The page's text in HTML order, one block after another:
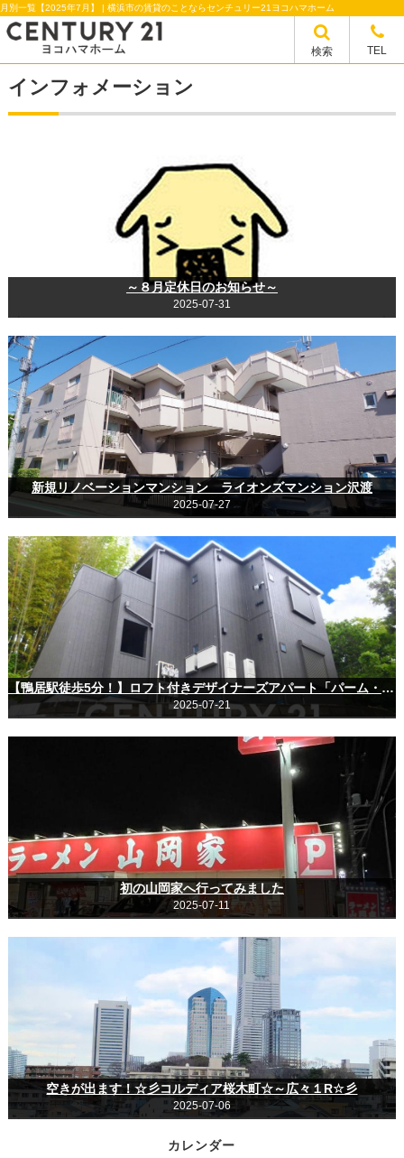
月別一覧【2025年7月】 | 横浜市の賃貸のことならセンチュリー21ヨコハマホーム
検索 TEL
インフォメーション
～８月定休日のお知らせ～
2025-07-31
新規リノベーションマンション ライオンズマンション沢渡
2025-07-27
【鴨居駅徒歩5分！】ロフト付きデザイナーズアパート「パーム・テラス」で快適新生活！
2025-07-21
初の山岡家へ行ってみました
2025-07-11
空きが出ます！☆彡コルディア桜木町☆～広々１R☆彡
2025-07-06
カレンダー